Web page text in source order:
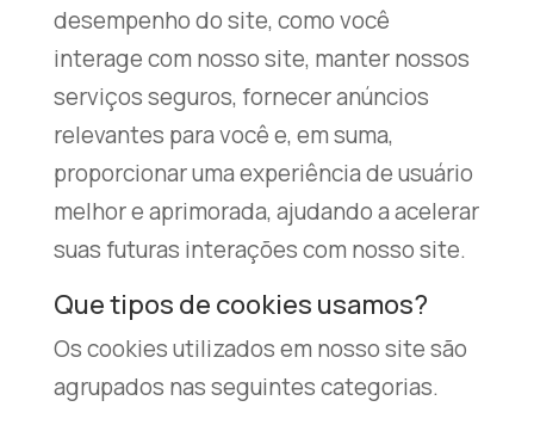
desempenho do site, como você
interage com nosso site, manter nossos
serviços seguros, fornecer anúncios
relevantes para você e, em suma,
proporcionar uma experiência de usuário
melhor e aprimorada, ajudando a acelerar
suas futuras interações com nosso site.
Que tipos de cookies usamos?
Os cookies utilizados em nosso site são
agrupados nas seguintes categorias.